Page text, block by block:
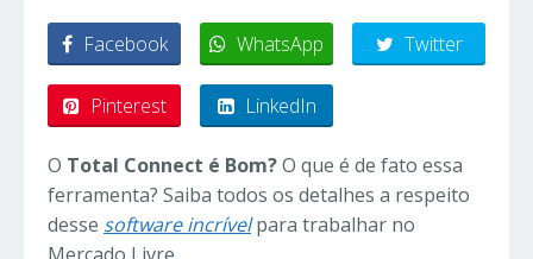
Facebook WhatsApp Twitter
Pinterest LinkedIn
O Total Connect é Bom?O que é de fato essa
ferramenta? Saiba todos os detalhes a respeito
desse software incrívelpara trabalhar no